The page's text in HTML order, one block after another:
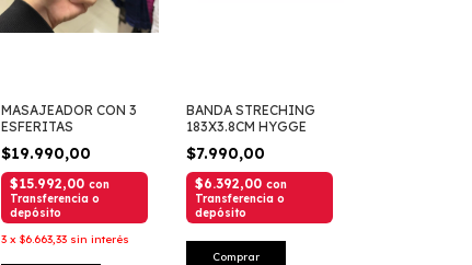
MASAJEADOR CON 3
ESFERITAS
$19.990,00
$15.992,00 con
Transferencia o
depósito
3 x $6.663,33 sin interés
BANDA STRECHING
183X3.8CM HYGGE
$7.990,00
$6.392,00 con
Transferencia o
depósito
Comprar